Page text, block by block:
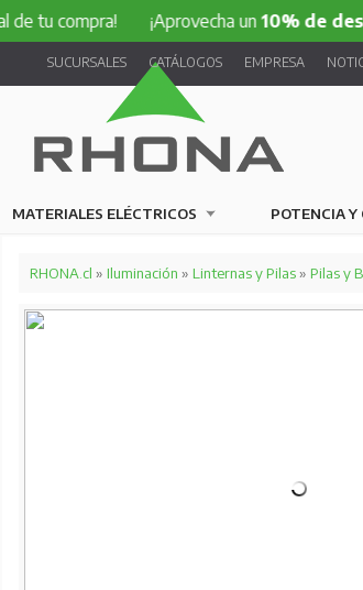
¡Aprovecha un10% de descuento
SUCURSALES CATÁLOGOS EMPRESA
MATERIALES ELÉCTRICOS POTENCIA Y
RHONA.cl » Iluminación » Linternas y Pilas» Pilas y